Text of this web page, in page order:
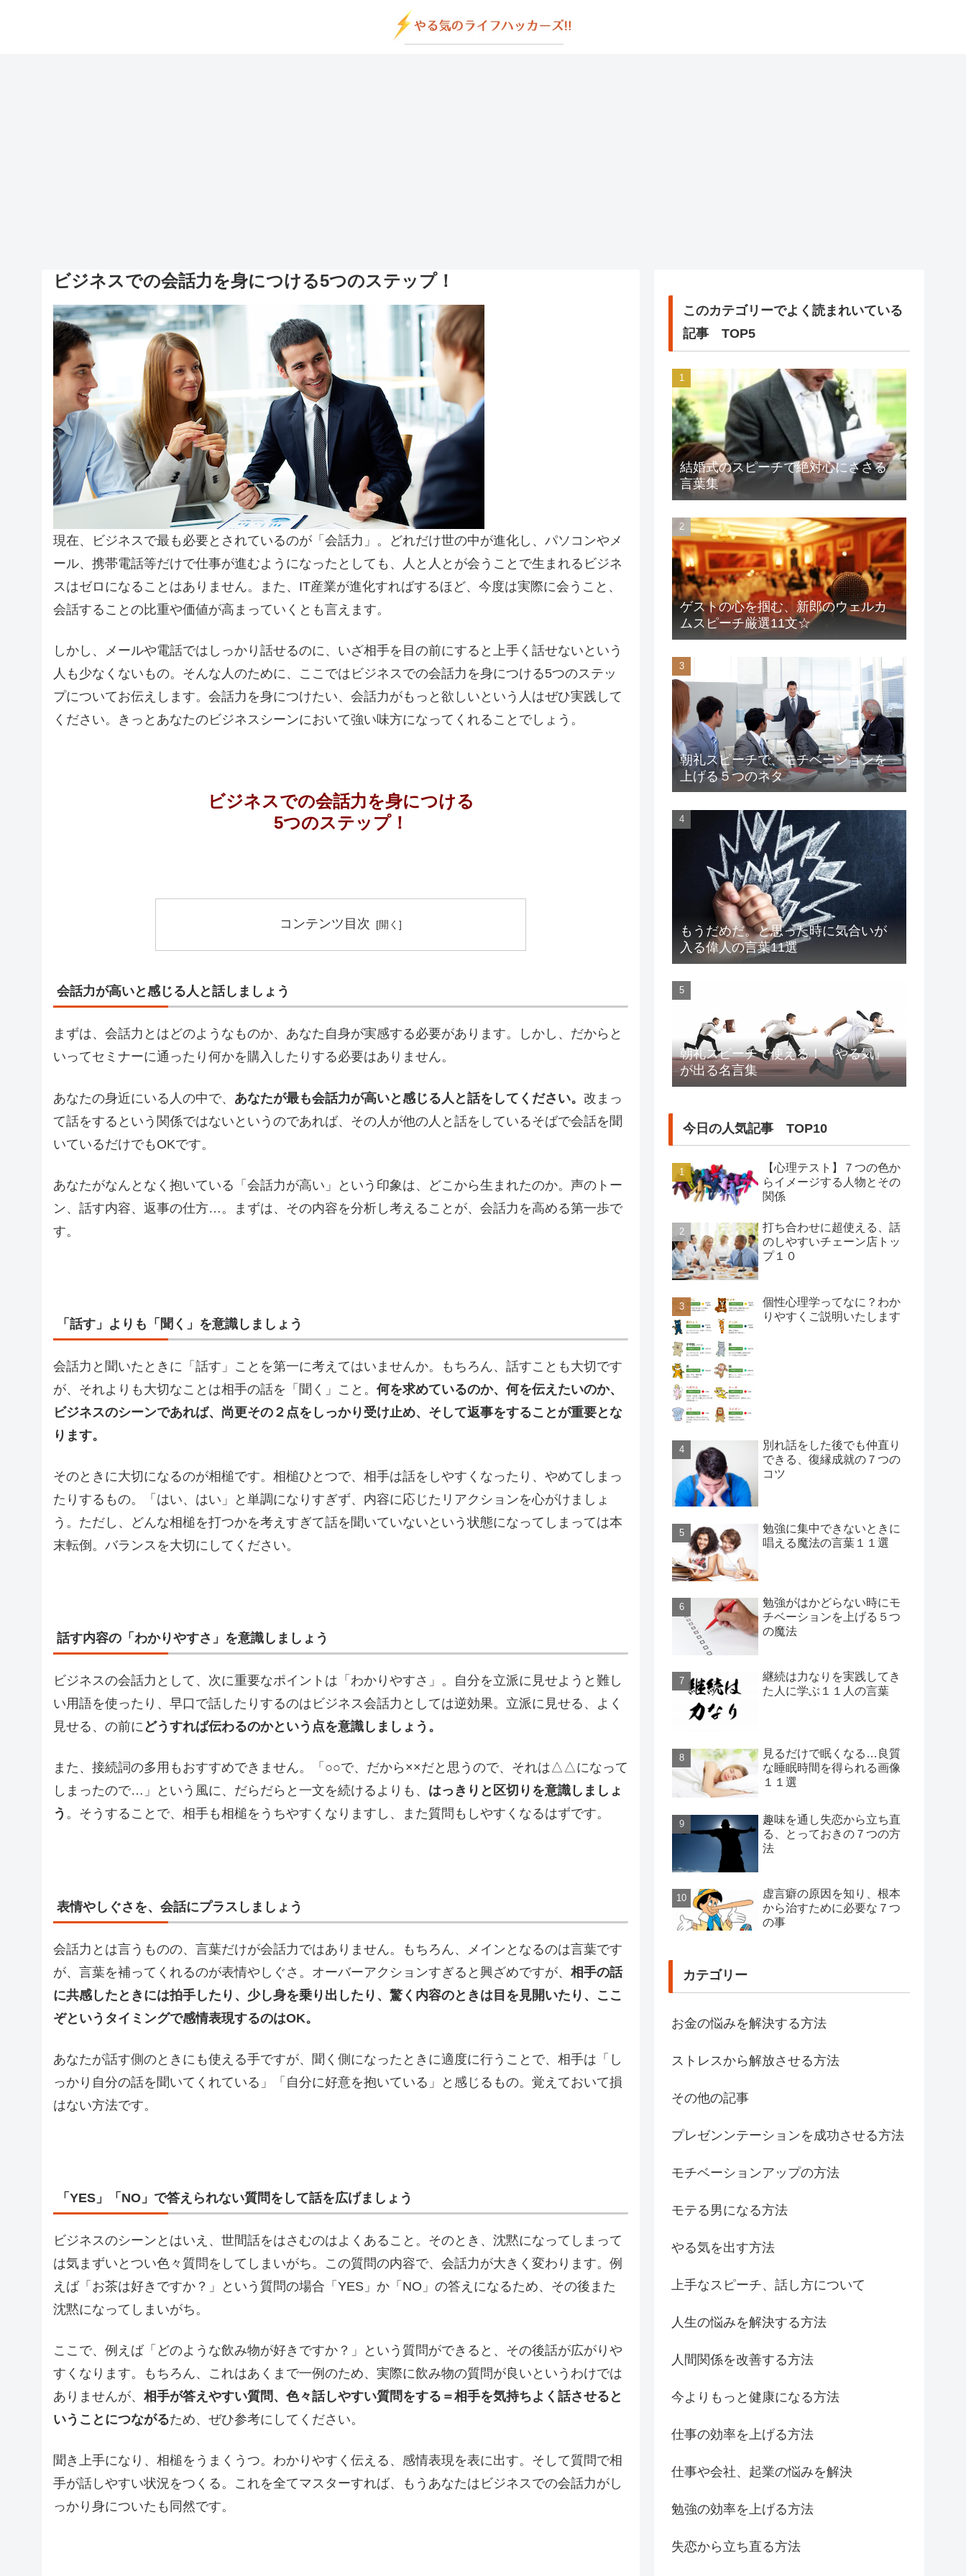
ビジネスでの会話力を身につける5つのステップ！
現在、ビジネスで最も必要とされているのが「会話力」。どれだけ世の中が進化し、パソコンやメ
ール、携帯電話等だけで仕事が進むようになったとしても、人と人とが会うことで生まれるビジネ
スはゼロになることはありません。また、IT産業が進化すればするほど、今度は実際に会うこと、
会話することの比重や価値が高まっていくとも言えます。
しかし、メールや電話ではしっかり話せるのに、いざ相手を目の前にすると上手く話せないという
人も少なくないもの。そんな人のために、ここではビジネスでの会話力を身につける5つのステッ
プについてお伝えします。会話力を身につけたい、会話力がもっと欲しいという人はぜひ実践して
ください。きっとあなたのビジネスシーンにおいて強い味方になってくれることでしょう。
ビジネスでの会話力を身につける
5つのステップ！
コンテンツ目次
会話力が高いと感じる人と話しましょう
まずは、会話力とはどのようなものか、あなた自身が実感する必要があります。しかし、だからと
いってセミナーに通ったり何かを購入したりする必要はありません。
あなたの身近にいる人の中で、 あなたが最も会話力が高いと感じる人と話をしてください。 改まっ
て話をするという関係ではないというのであれば、その人が他の人と話をしているそばで会話を聞
いているだけでもOKです。
あなたがなんとなく抱いている「会話力が高い」という印象は、どこから生まれたのか。声のトー
ン、話す内容、返事の仕方…。まずは、その内容を分析し考えることが、会話力を高める第一歩で
す。
「話す」よりも「聞く」を意識しましょう
会話力と聞いたときに「話す」ことを第一に考えてはいませんか。もちろん、話すことも大切です
が、それよりも大切なことは相手の話を「聞く」こと。 何を求めているのか、何を伝えたいのか、
ビジネスのシーンであれば、尚更その２点をしっかり受け止め、そして返事をすることが重要とな
ります。
そのときに大切になるのが相槌です。相槌ひとつで、相手は話をしやすくなったり、やめてしまっ
たりするもの。「はい、はい」と単調になりすぎず、内容に応じたリアクションを心がけましょ
う。ただし、どんな相槌を打つかを考えすぎて話を聞いていないという状態になってしまっては本
末転倒。バランスを大切にしてください。
話す内容の「わかりやすさ」を意識しましょう
ビジネスの会話力として、次に重要なポイントは「わかりやすさ」。自分を立派に見せようと難し
い用語を使ったり、早口で話したりするのはビジネス会話力としては逆効果。立派に見せる、よく
見せる、の前に どうすれば伝わるのかという点を意識しましょう。
また、接続詞の多用もおすすめできません。「○○で、だから××だと思うので、それは△△になって
しまったので…」という風に、だらだらと一文を続けるよりも、 はっきりと区切りを意識しましょ
う 。そうすることで、相手も相槌をうちやすくなりますし、また質問もしやすくなるはずです。
表情やしぐさを、会話にプラスしましょう
会話力とは言うものの、言葉だけが会話力ではありません。もちろん、メインとなるのは言葉です
が、言葉を補ってくれるのが表情やしぐさ。オーバーアクションすぎると興ざめですが、 相手の話
に共感したときには拍手したり、少し身を乗り出したり、驚く内容のときは目を見開いたり、ここ
ぞというタイミングで感情表現するのはOK。
あなたが話す側のときにも使える手ですが、聞く側になったときに適度に行うことで、相手は「し
っかり自分の話を聞いてくれている」「自分に好意を抱いている」と感じるもの。覚えておいて損
はない方法です。
「YES」「NO」で答えられない質問をして話を広げましょう
ビジネスのシーンとはいえ、世間話をはさむのはよくあること。そのとき、沈黙になってしまって
は気まずいとつい色々質問をしてしまいがち。この質問の内容で、会話力が大きく変わります。例
えば「お茶は好きですか？」という質問の場合「YES」か「NO」の答えになるため、その後また
沈黙になってしまいがち。
ここで、例えば「どのような飲み物が好きですか？」という質問ができると、その後話が広がりや
すくなります。もちろん、これはあくまで一例のため、実際に飲み物の質問が良いというわけでは
ありませんが、 相手が答えやすい質問、色々話しやすい質問をする＝相手を気持ちよく話させると
いうことにつながるため、ぜひ参考にしてください。
聞き上手になり、相槌をうまくうつ。わかりやすく伝える、感情表現を表に出す。そして質問で相
手が話しやすい状況をつくる。これを全てマスターすれば、もうあなたはビジネスでの会話力がし
っかり身についたも同然です。
このカテゴリーでよく読まれいている
記事 TOP5
結婚式のスピーチで絶対心にささる
言葉集
ゲストの心を掴む、新郎のウェルカ
ムスピーチ厳選11文☆
朝礼スピーチで、モチベーションを
上げる５つのネタ
もうだめだ。と思った時に気合いが
入る偉人の言葉11選
朝礼スピーチで使える！『やる気』
が出る名言集
今日の人気記事 TOP10
【心理テスト】７つの色か
らイメージする人物とその
関係
打ち合わせに超使える、話
のしやすいチェーン店トッ
プ１０
個性心理学ってなに？わか
りやすくご説明いたします
別れ話をした後でも仲直り
できる、復縁成就の７つの
コツ
勉強に集中できないときに
唱える魔法の言葉１１選
勉強がはかどらない時にモ
チベーションを上げる５つ
の魔法
継続は力なりを実践してき
た人に学ぶ１１人の言葉
見るだけで眠くなる…良質
な睡眠時間を得られる画像
１１選
趣味を通し失恋から立ち直
る、とっておきの７つの方
法
虚言癖の原因を知り、根本
から治すために必要な７つ
の事
カテゴリー
お金の悩みを解決する方法
ストレスから解放させる方法
その他の記事
プレゼンンテーションを成功させる方法
モチベーションアップの方法
モテる男になる方法
やる気を出す方法
上手なスピーチ、話し方について
人生の悩みを解決する方法
人間関係を改善する方法
今よりもっと健康になる方法
仕事の効率を上げる方法
仕事や会社、起業の悩みを解決
勉強の効率を上げる方法
失恋から立ち直る方法